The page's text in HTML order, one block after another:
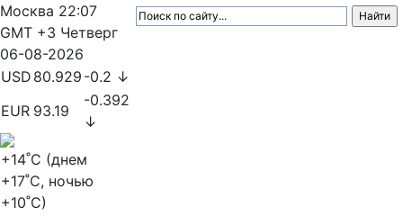
Москва 22:07
GMT +3 Четверг
06-08-2026
USD 80.929 -0.2 ↓
EUR 93.19
-0.392
↓
+14˚C (днем
+17˚C, ночью
+10˚C)